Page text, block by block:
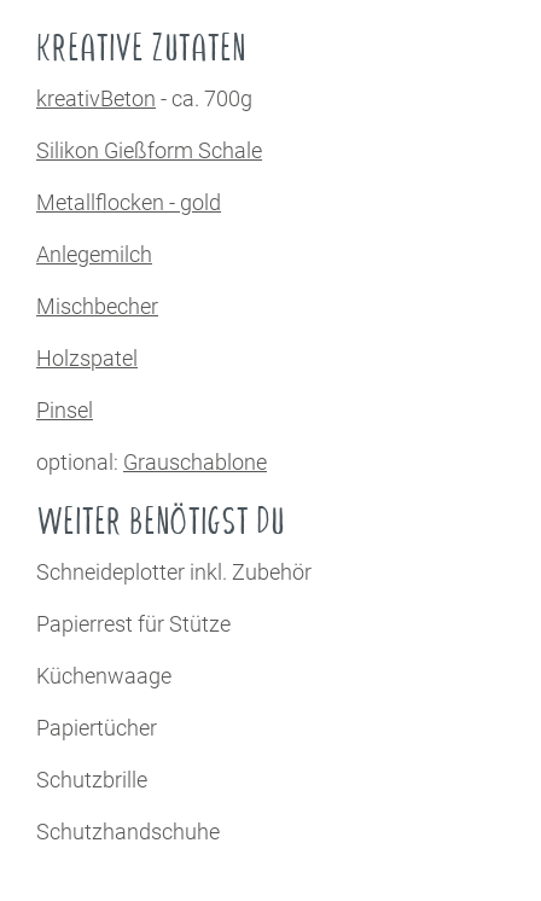
KREATIVE ZUTATEN
kreativBeton - ca. 700g
Silikon Gießform Schale
Metallflocken - gold
Anlegemilch
Mischbecher
Holzspatel
Pinsel
optional: Grauschablone
WEITER BENÖTIGST DU
Schneideplotter inkl. Zubehör
Papierrest für Stütze
Küchenwaage
Papiertücher
Schutzbrille
Schutzhandschuhe